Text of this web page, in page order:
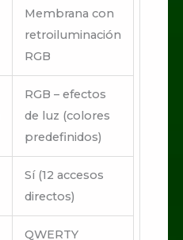
Membrana con
retroiluminación
RGB
RGB – efectos
de luz (colores
predefinidos)
Sí (12 accesos
directos)
QWERTY